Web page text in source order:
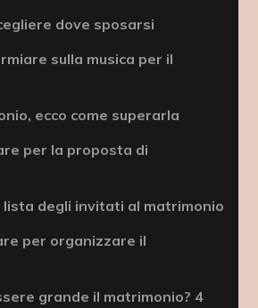
dove sposarsi
sulla musica per il
ecco come superarla
per la proposta di
lista degli invitati al matrimonio
per organizzare il
grande il matrimonio? 4